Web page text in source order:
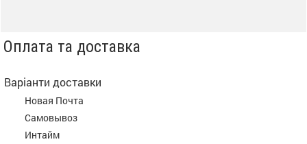
Оплата та доставка
Варіанти доставки
Новая Почта
Самовывоз
Интайм